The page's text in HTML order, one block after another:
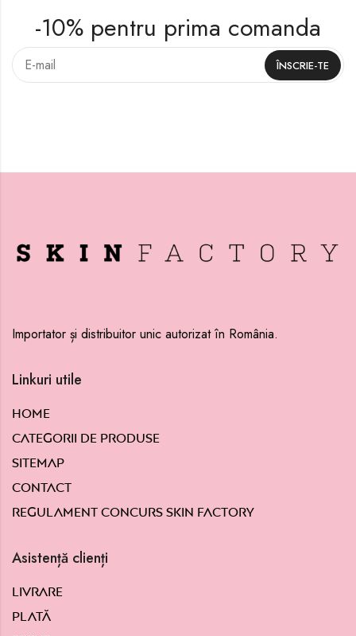
-10% pentru prima comanda
Importator și distribuitor unic autorizat în România.
Linkuri utile
Home
Categorii de produse
Sitemap
Contact
Regulament concurs Skin Factory
Asistență clienți
Livrare
Plată